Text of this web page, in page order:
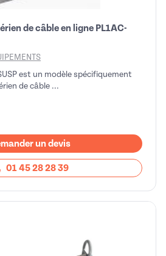
de câble en ligne PL1AC-
est un modèle spécifiquement
de câble ...
un devis
01 45 28 28 39